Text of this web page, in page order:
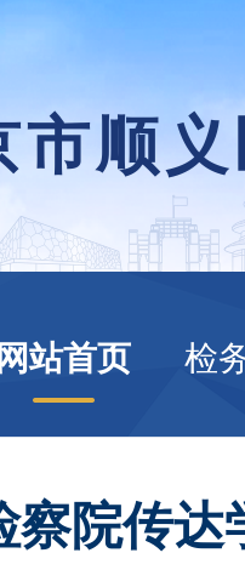
市顺
网站首页 检
察院传达